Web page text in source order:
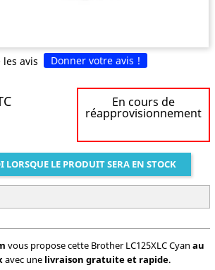
les avis Donner votre avis !
En cours de
réapprovisionnement
LORSQUE LE PRODUIT SERA EN STOCK
vous propose cette Brother LC125XLC Cyanau
avec une livraison gratuite et rapide.